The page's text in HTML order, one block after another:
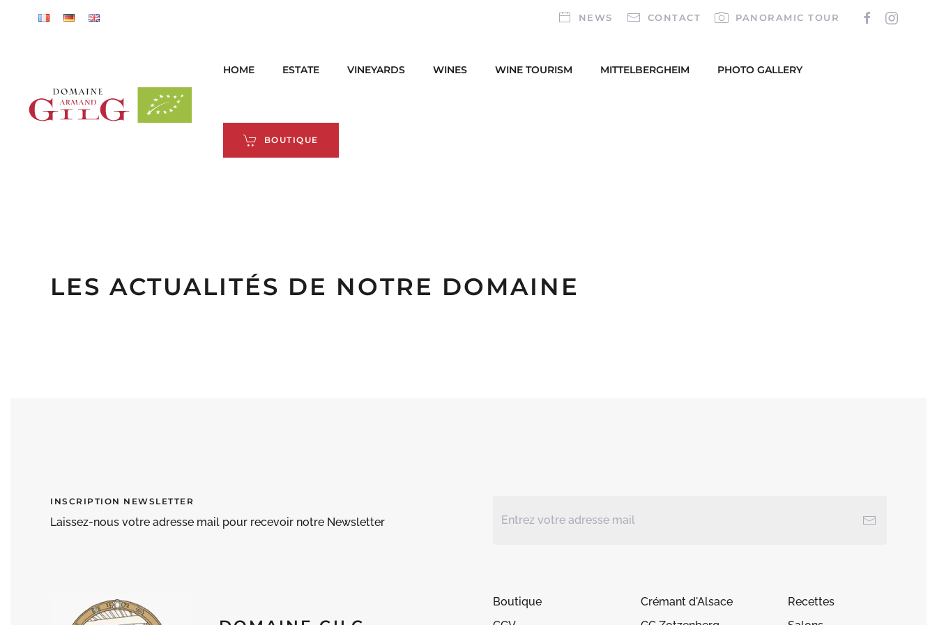
NEWS CONTACT PANORAMIC TOUR
HOME ESTATE VINEYARDS WINES WINE TOURISM MITTELBERGHEIM PHOTO GALLERY
BOUTIQUE
LES ACTUALITÉS DE NOTRE DOMAINE
INSCRIPTION NEWSLETTER
Laissez-nous votre adresse mail pour recevoir notre Newsletter
Boutique
Crémant d'Alsace
Recettes